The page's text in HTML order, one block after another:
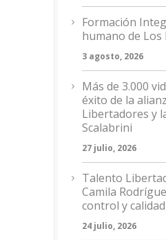
Formación
humano de
3 agosto, 2026
Más de 3.000
éxito de la
Libertadores y
Scalabrini
27 julio, 2026
Talento
Camila
control y
24 julio, 2026